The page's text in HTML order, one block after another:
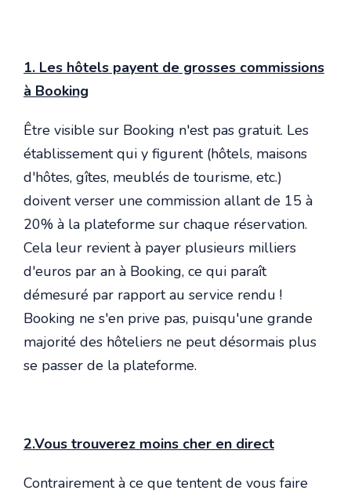
1. Les hôtels payent de grosses commissions
à Booking
Être visible sur Booking n'est pas gratuit. Les
établissement qui y figurent (hôtels, maisons
d'hôtes, gîtes, meublés de tourisme, etc.)
doivent verser une commission allant de 15 à
20% à la plateforme sur chaque réservation.
Cela leur revient à payer plusieurs milliers
d'euros par an à Booking, ce qui paraît
démesuré par rapport au service rendu !
Booking ne s'en prive pas, puisqu'une grande
majorité des hôteliers ne peut désormais plus
se passer de la plateforme.
2.Vous trouverez moins cher en direct
Contrairement à ce que tentent de vous faire